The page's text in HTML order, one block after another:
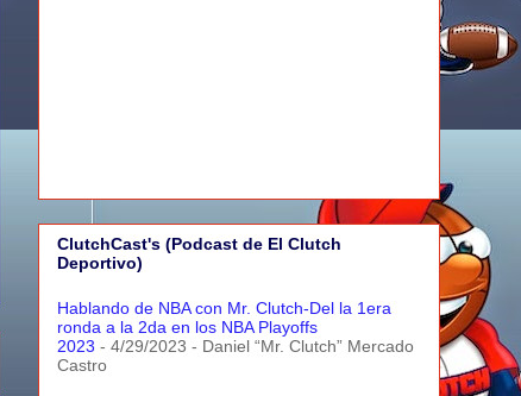
ClutchCast's (Podcast de El Clutch
Deportivo)
Hablando de NBA con Mr. Clutch-Del la 1era
ronda a la 2da en los NBA Playoffs
2023 - 4/29/2023 - Daniel “Mr. Clutch” Mercado
Castro